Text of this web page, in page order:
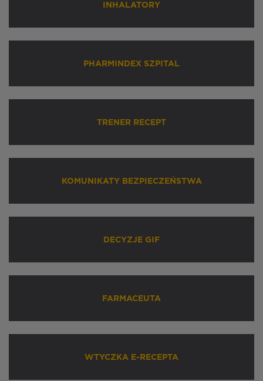
INHALATORY
PHARMINDEX SZPITAL
TRENER RECEPT
KOMUNIKATY BEZPIECZEŃSTWA
DECYZJE GIF
FARMACEUTA
WTYCZKA E-RECEPTA